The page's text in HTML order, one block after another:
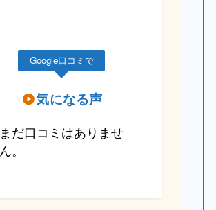
Google口コミで
気になる声
まだ口コミはありませ
ん。